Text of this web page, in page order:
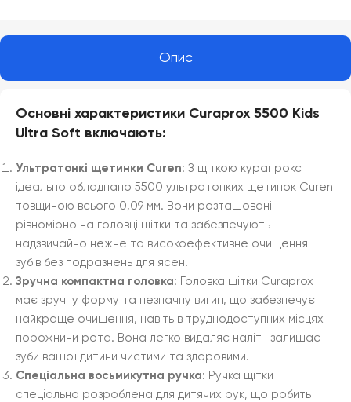
Опис
Основні характеристики Curaprox 5500 Kids
Ultra Soft включають:
Ультратонкі щетинки Curen: З щіткою курапрокс
ідеально обладнано 5500 ультратонких щетинок Curen
товщиною всього 0,09 мм. Вони розташовані
рівномірно на головці щітки та забезпечують
надзвичайно нежне та високоефективне очищення
зубів без подразнень для ясен.
Зручна компактна головка: Головка щітки Curaprox
має зручну форму та незначну вигин, що забезпечує
найкраще очищення, навіть в труднодоступних місцях
порожнини рота. Вона легко видаляє наліт і залишає
зуби вашої дитини чистими та здоровими.
Спеціальна восьмикутна ручка: Ручка щітки
спеціально розроблена для дитячих рук, що робить